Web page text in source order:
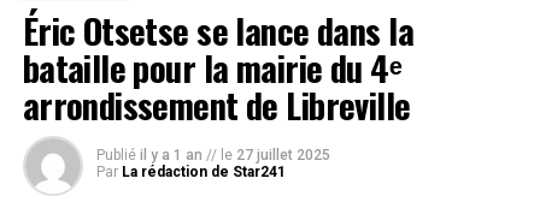
Éric Otsetse se lance dans la
bataille pour la mairie du 4ᵉ
arrondissement de Libreville
Publié il y a 1 an // le 27 juillet 2025
Par La rédaction de Star241